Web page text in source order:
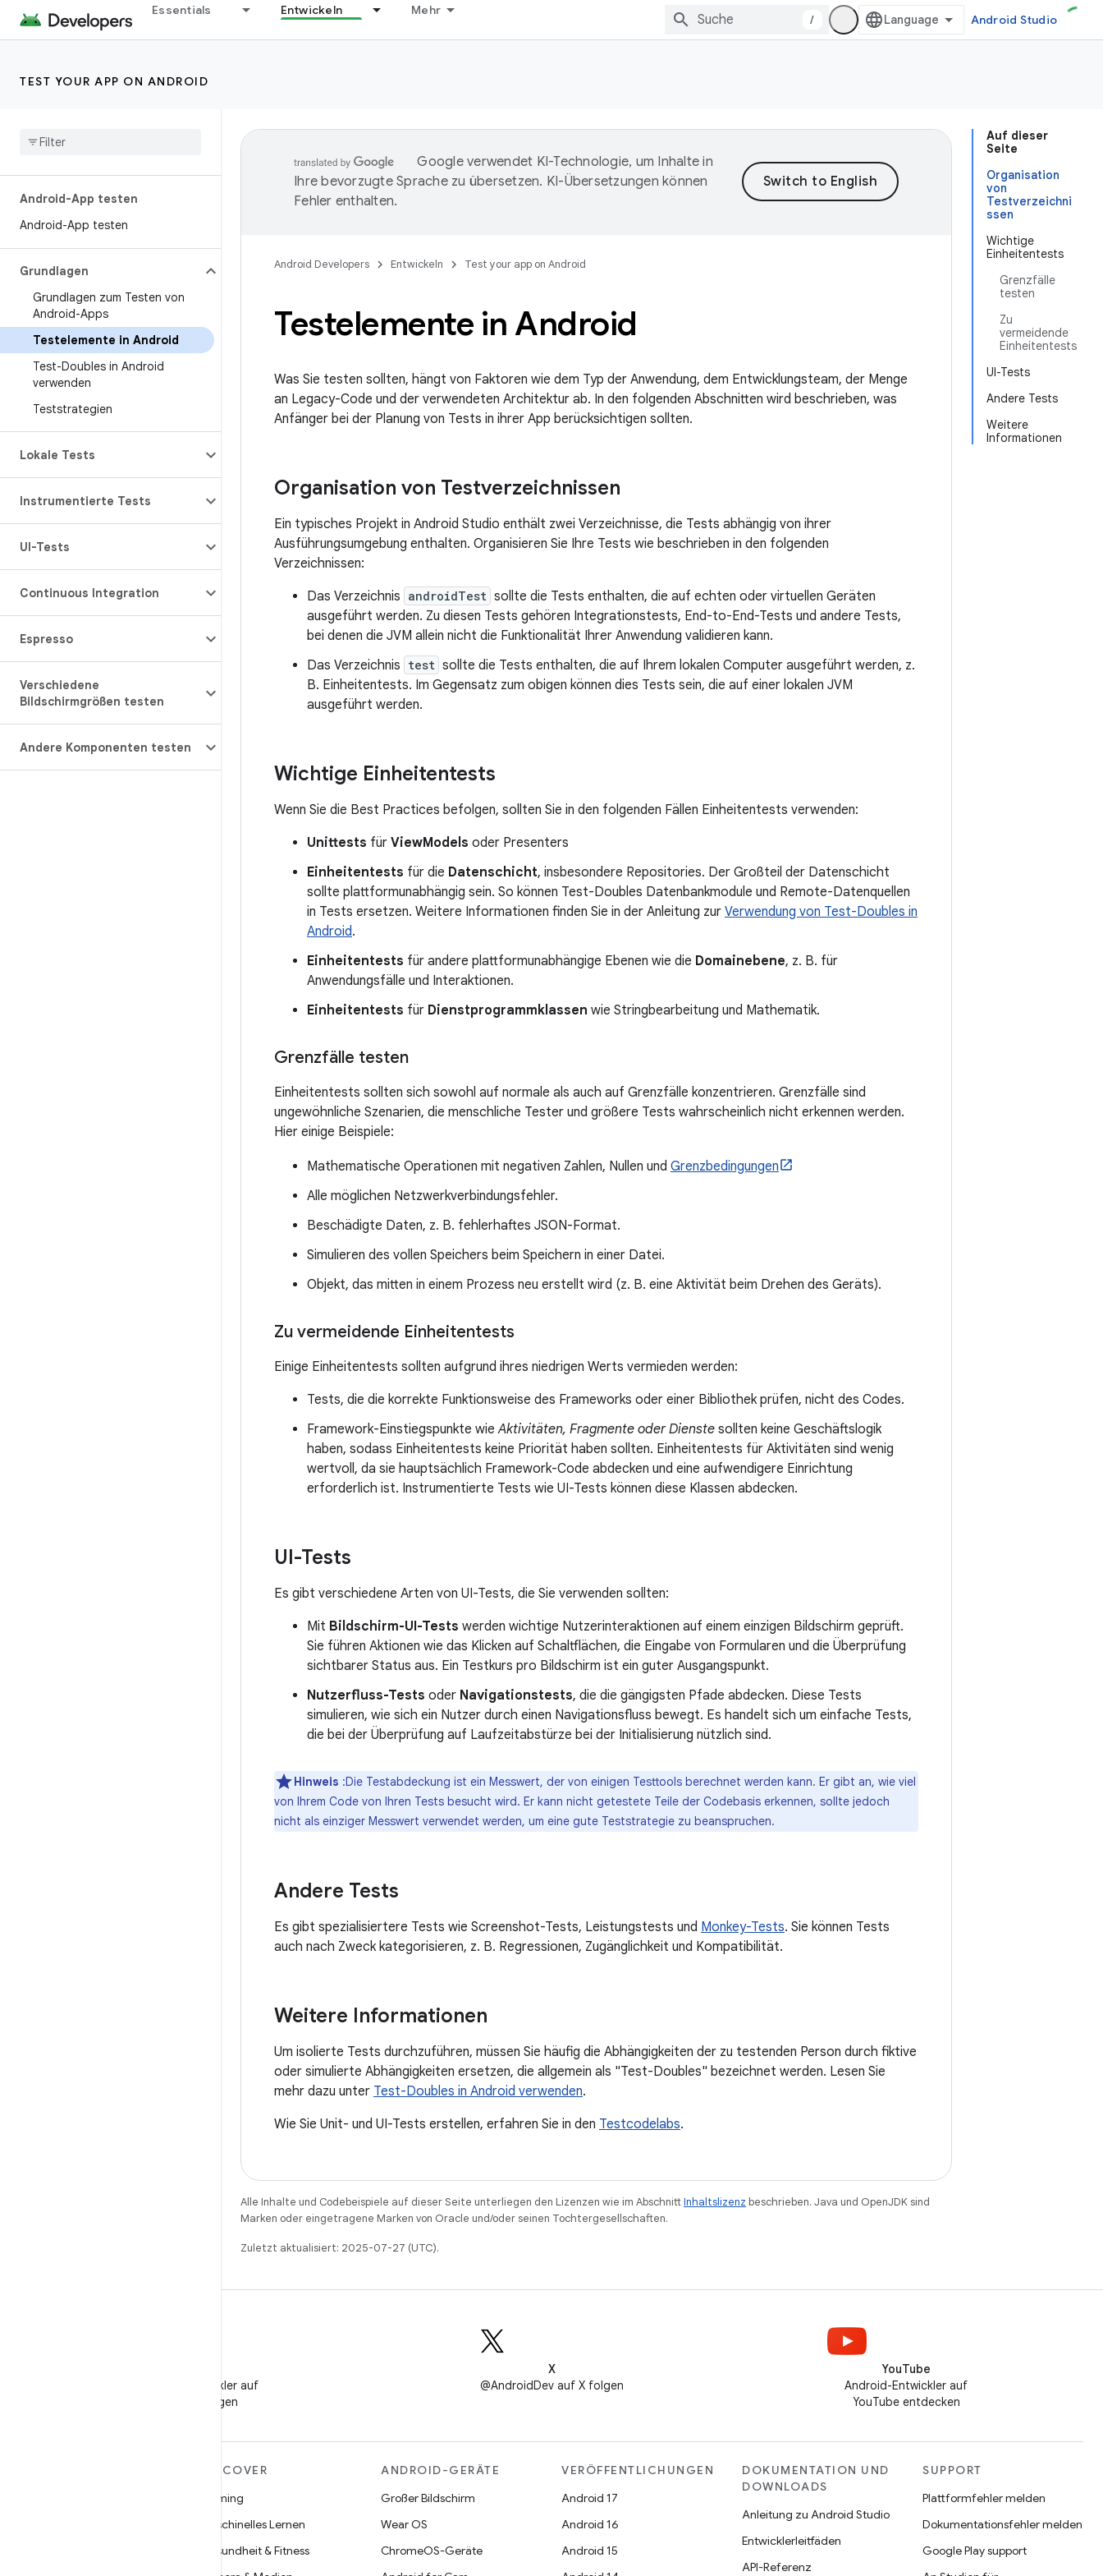
Essentials Entwickeln Mehr
/ Android Studio
TEST YOUR APP ON ANDROID
Android-App testen
Android-App testen
Grundlagen
Grundlagen zum Testen von
Android-Apps
Testelemente in Android
Test-Doubles in Android
verwenden
Teststrategien
Lokale Tests
Instrumentierte Tests
UI-Tests
Continuous Integration
Espresso
Verschiedene
Bildschirmgrößen testen
Andere Komponenten testen
Auf dieser
Seite
Organisation
von
Testverzeichni
ssen
Wichtige
Einheitentests
Grenzfälle
testen
Zu
vermeidende
Einheitentests
UI-Tests
Andere Tests
Weitere
Informationen
Google verwendet KI-Technologie, um Inhalte in
Ihre bevorzugte Sprache zu übersetzen. KI-Übersetzungen können
Fehler enthalten.
Android Developers Entwickeln Test your app on Android
Testelemente in Android
Was Sie testen sollten, hängt von Faktoren wie dem Typ der Anwendung, dem Entwicklungsteam, der Menge
an Legacy-Code und der verwendeten Architektur ab. In den folgenden Abschnitten wird beschrieben, was
Anfänger bei der Planung von Tests in ihrer App berücksichtigen sollten.
Organisation von Testverzeichnissen
Ein typisches Projekt in Android Studio enthält zwei Verzeichnisse, die Tests abhängig von ihrer
Ausführungsumgebung enthalten. Organisieren Sie Ihre Tests wie beschrieben in den folgenden
Verzeichnissen:
Das Verzeichnis androidTest sollte die Tests enthalten, die auf echten oder virtuellen Geräten
ausgeführt werden. Zu diesen Tests gehören Integrationstests, End-to-End-Tests und andere Tests,
bei denen die JVM allein nicht die Funktionalität Ihrer Anwendung validieren kann.
Das Verzeichnis test sollte die Tests enthalten, die auf Ihrem lokalen Computer ausgeführt werden, z.
B. Einheitentests. Im Gegensatz zum obigen können dies Tests sein, die auf einer lokalen JVM
ausgeführt werden.
Wichtige Einheitentests
Wenn Sie die Best Practices befolgen, sollten Sie in den folgenden Fällen Einheitentests verwenden:
Unittests für ViewModels oder Presenters
Einheitentests für die Datenschicht, insbesondere Repositories. Der Großteil der Datenschicht
sollte plattformunabhängig sein. So können Test-Doubles Datenbankmodule und Remote-Datenquellen
in Tests ersetzen. Weitere Informationen finden Sie in der Anleitung zur Verwendung von Test-Doubles in
Android.
Einheitentests für andere plattformunabhängige Ebenen wie die Domainebene, z. B. für
Anwendungsfälle und Interaktionen.
Einheitentests für Dienstprogrammklassen wie Stringbearbeitung und Mathematik.
Grenzfälle testen
Einheitentests sollten sich sowohl auf normale als auch auf Grenzfälle konzentrieren. Grenzfälle sind
ungewöhnliche Szenarien, die menschliche Tester und größere Tests wahrscheinlich nicht erkennen werden.
Hier einige Beispiele:
Mathematische Operationen mit negativen Zahlen, Nullen und Grenzbedingungen
Alle möglichen Netzwerkverbindungsfehler.
Beschädigte Daten, z. B. fehlerhaftes JSON-Format.
Simulieren des vollen Speichers beim Speichern in einer Datei.
Objekt, das mitten in einem Prozess neu erstellt wird (z. B. eine Aktivität beim Drehen des Geräts).
Zu vermeidende Einheitentests
Einige Einheitentests sollten aufgrund ihres niedrigen Werts vermieden werden:
Tests, die die korrekte Funktionsweise des Frameworks oder einer Bibliothek prüfen, nicht des Codes.
Framework-Einstiegspunkte wieAktivitäten, Fragmente oder Dienste sollten keine Geschäftslogik
haben, sodass Einheitentests keine Priorität haben sollten. Einheitentests für Aktivitäten sind wenig
wertvoll, da sie hauptsächlich Framework-Code abdecken und eine aufwendigere Einrichtung
erforderlich ist. Instrumentierte Tests wie UI-Tests können diese Klassen abdecken.
UI-Tests
Es gibt verschiedene Arten von UI-Tests, die Sie verwenden sollten:
Mit Bildschirm-UI-Tests werden wichtige Nutzerinteraktionen auf einem einzigen Bildschirm geprüft.
Sie führen Aktionen wie das Klicken auf Schaltflächen, die Eingabe von Formularen und die Überprüfung
sichtbarer Status aus. Ein Testkurs pro Bildschirm ist ein guter Ausgangspunkt.
Nutzerfluss-Tests oder Navigationstests, die die gängigsten Pfade abdecken. Diese Tests
simulieren, wie sich ein Nutzer durch einen Navigationsfluss bewegt. Es handelt sich um einfache Tests,
die bei der Überprüfung auf Laufzeitabstürze bei der Initialisierung nützlich sind.
Hinweis :Die Testabdeckung ist ein Messwert, der von einigen Testtools berechnet werden kann. Er gibt an, wie viel
von Ihrem Code von Ihren Tests besucht wird. Er kann nicht getestete Teile der Codebasis erkennen, sollte jedoch
nicht als einziger Messwert verwendet werden, um eine gute Teststrategie zu beanspruchen.
Andere Tests
Es gibt spezialisiertere Tests wie Screenshot-Tests, Leistungstests und Monkey-Tests. Sie können Tests
auch nach Zweck kategorisieren, z. B. Regressionen, Zugänglichkeit und Kompatibilität.
Weitere Informationen
Um isolierte Tests durchzuführen, müssen Sie häufig die Abhängigkeiten der zu testenden Person durch fiktive
oder simulierte Abhängigkeiten ersetzen, die allgemein als "Test-Doubles" bezeichnet werden. Lesen Sie
mehr dazu unter Test-Doubles in Android verwenden.
Wie Sie Unit- und UI-Tests erstellen, erfahren Sie in den Testcodelabs.
Alle Inhalte und Codebeispiele auf dieser Seite unterliegen den Lizenzen wie im AbschnittInhaltslizenz beschrieben. Java und OpenJDK sind
Marken oder eingetragene Marken von Oracle und/oder seinen Tochtergesellschaften.
Zuletzt aktualisiert: 2025-07-27 (UTC).
Android-Entwickler auf
WeChat folgen
X
@AndroidDev auf X folgen
YouTube
Android-Entwickler auf
YouTube entdecken
DISCOVER
Gaming
Maschinelles Lernen
Gesundheit & Fitness
ANDROID-GERÄTE
Großer Bildschirm
Wear OS
ChromeOS-Geräte
VERÖFFENTLICHUNGEN
Android 17
Android 16
Android 15
DOKUMENTATION UND
DOWNLOADS
Anleitung zu Android Studio
Entwicklerleitfäden
API-Referenz
SUPPORT
Plattformfehler melden
Dokumentationsfehler melden
Google Play support